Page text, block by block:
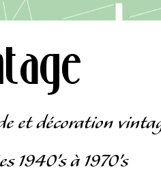
et décoration
1940’s à 1970’s